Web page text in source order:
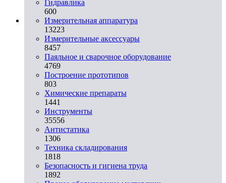
Гидравлика
600
Измерительная аппаратура
13223
Измерительные аксессуары
8457
Паяльное и сварочное оборудование
4769
Построение прототипов
803
Химические препараты
1441
Инструменты
35556
Aнтистатика
1306
Техника складирования
1818
Безопасность и гигиена труда
1892